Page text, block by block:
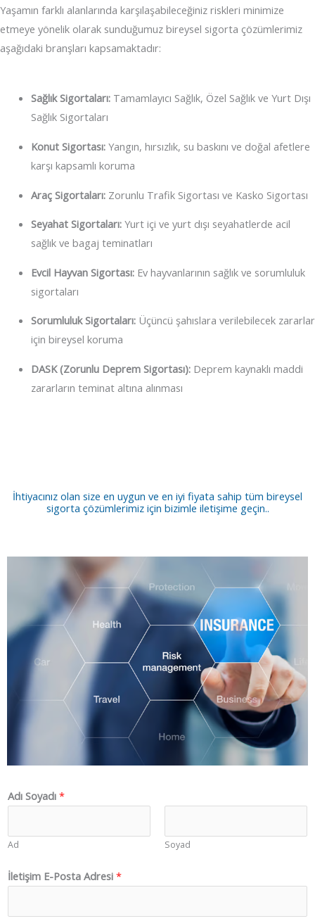
Yaşamın farklı alanlarında karşılaşabileceğiniz riskleri minimize
etmeye yönelik olarak sunduğumuz bireysel sigorta çözümlerimiz
aşağıdaki branşları kapsamaktadır:
Sağlık Sigortaları:Tamamlayıcı Sağlık, Özel Sağlık ve Yurt Dışı
Sağlık Sigortaları
Konut Sigortası:Yangın, hırsızlık, su baskını ve doğal afetlere
karşı kapsamlı koruma
Araç Sigortaları:Zorunlu Trafik Sigortası ve Kasko Sigortası
Seyahat Sigortaları:Yurt içi ve yurt dışı seyahatlerde acil
sağlık ve bagaj teminatları
Evcil Hayvan Sigortası:Ev hayvanlarının sağlık ve sorumluluk
sigortaları
Sorumluluk Sigortaları:Üçüncü şahıslara verilebilecek zararlar
için bireysel koruma
DASK (Zorunlu Deprem Sigortası):Deprem kaynaklı maddi
zararların teminat altına alınması
İhtiyacınız olan size en uygun ve en iyi fiyata sahip tüm bireysel
sigorta çözümlerimiz için bizimle iletişime geçin..
Adı Soyadı *
Ad Soyad
İletişim E-Posta Adresi *